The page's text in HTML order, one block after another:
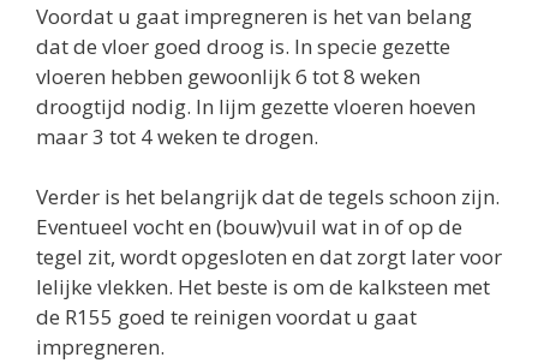
Voordat u gaat impregneren is het van belang
dat de vloer goed droog is. In specie gezette
vloeren hebben gewoonlijk 6 tot 8 weken
droogtijd nodig. In lijm gezette vloeren hoeven
maar 3 tot 4 weken te drogen.
Verder is het belangrijk dat de tegels schoon zijn.
Eventueel vocht en (bouw)vuil wat in of op de
tegel zit, wordt opgesloten en dat zorgt later voor
lelijke vlekken. Het beste is om de kalksteen met
de R155 goed te reinigen voordat u gaat
impregneren.